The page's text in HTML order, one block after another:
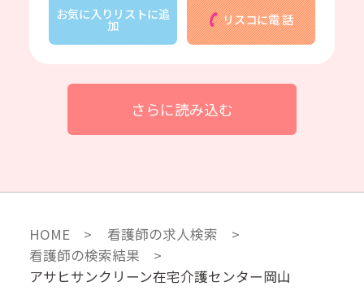
お気に入りリストに追
加 リスコに電 話
さらに読み込む
HOME
看護師の求人検索
看護師の検索結果
アサヒサンクリーン在宅介護センター岡山